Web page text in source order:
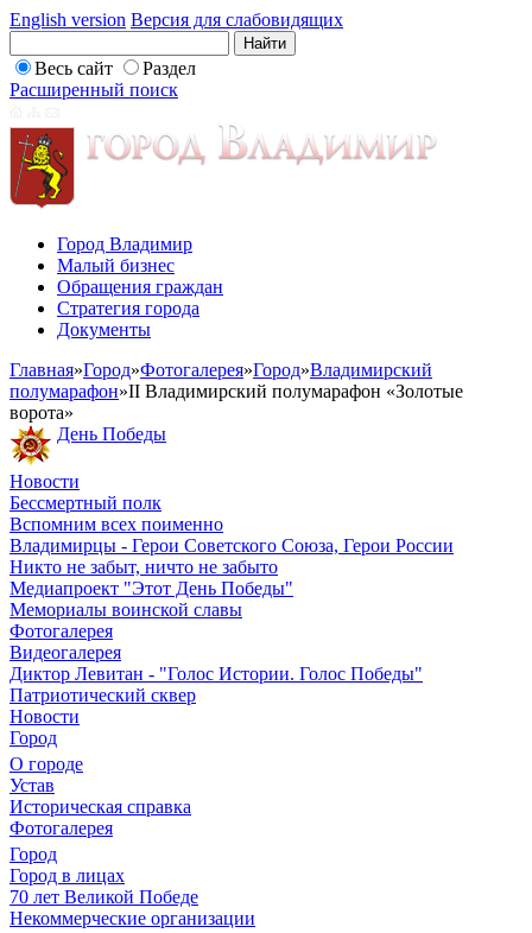
English version Версия для слабовидящих
Весь сайт
Раздел
Расширенный поиск
Город Владимир
Малый бизнес
Обращения граждан
Стратегия города
Документы
Главная»Город»Фотогалерея»Город»Владимирский
полумарафон»II Владимирский полумарафон «Золотые
ворота»
День Победы
Новости
Бессмертный полк
Вспомним всех поименно
Владимирцы - Герои Советского Союза, Герои России
Никто не забыт, ничто не забыто
Медиапроект "Этот День Победы"
Мемориалы воинской славы
Фотогалерея
Видеогалерея
Диктор Левитан - "Голос Истории. Голос Победы"
Патриотический сквер
Новости
Город
О городе
Устав
Историческая справка
Фотогалерея
Город
Город в лицах
70 лет Великой Победе
Некоммерческие организации